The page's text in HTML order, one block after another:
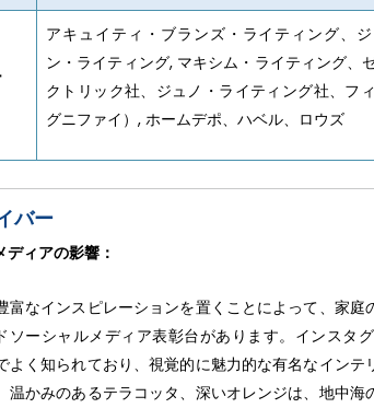
アキュイティ・ブランズ・ライティング、
ン・ライティング, マキシム・ライティング、
クトリック社、ジュノ・ライティング社、フ
グニファイ）, ホームデポ、ハベル、ロウズ
バー
ィアの影響：
富なインスピレーションを置くことによって、家
ーシャルメディア表彰台があります。インスタ
よく知られており、視覚的に魅力的な有名なイン
温かみのあるテラコッタ、深いオレンジは、地中